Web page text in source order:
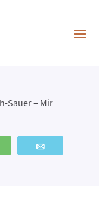
Sauer – Mir
WhatsApp